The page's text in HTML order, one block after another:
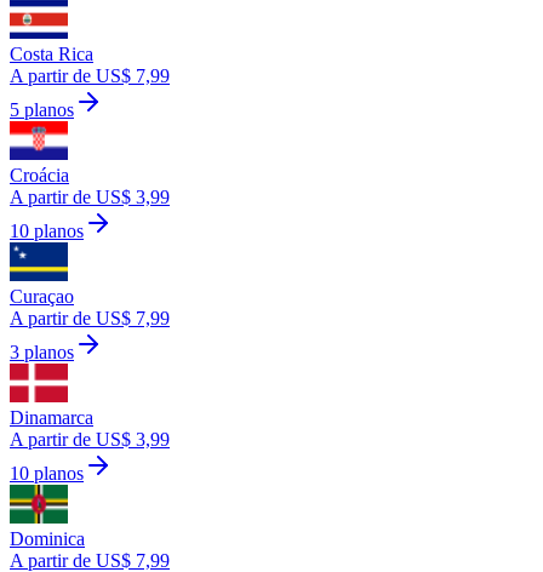
Costa Rica
A partir de US$ 7,99
5 planos
Croácia
A partir de US$ 3,99
10 planos
Curaçao
A partir de US$ 7,99
3 planos
Dinamarca
A partir de US$ 3,99
10 planos
Dominica
A partir de US$ 7,99